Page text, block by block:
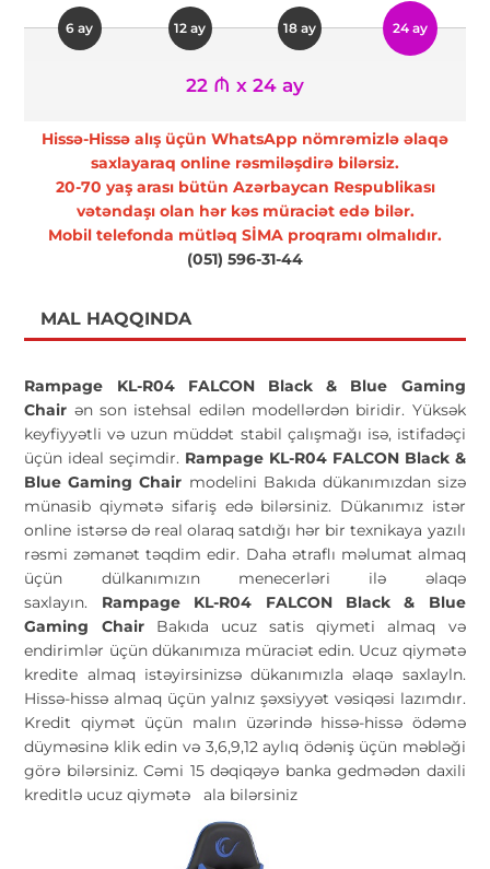
6 ay 12 ay 18 ay 24 ay
22 ₼ x 24 ay
Hissə-Hissə alış üçün WhatsApp nömrəmizlə əlaqə
saxlayaraq online rəsmiləşdirə bilərsiz.
20-70 yaş arası bütün Azərbaycan Respublikası
vətəndaşı olan hər kəs müraciət edə bilər.
Mobil telefonda mütləq SİMA proqramı olmalıdır.
(051) 596-31-44
MAL HAQQINDA
Rampage KL-R04 FALCON Black & Blue Gaming
Chair ən son istehsal edilən modellərdən biridir. Yüksək
keyfiyyətli və uzun müddət stabil çalışmağı isə, istifadəçi
üçün ideal seçimdir. Rampage KL-R04 FALCON Black &
Blue Gaming Chair modelini Bakıda dükanımızdan sizə
münasib qiymətə sifariş edə bilərsiniz. Dükanımız istər
online istərsə də real olaraq satdığı hər bir texnikaya yazılı
rəsmi zəmanət təqdim edir. Daha ətraflı məlumat almaq
üçün dülkanımızın menecerləri ilə əlaqə
saxlayın. Rampage KL-R04 FALCON Black & Blue
Gaming Chair Bakıda ucuz satis qiymeti almaq və
endirimlər üçün dükanımıza müraciət edin. Ucuz qiymətə
kredite almaq istəyirsinizsə dükanımızla əlaqə saxlayln.
Hissə-hissə almaq üçün yalnız şəxsiyyət vəsiqəsi lazımdır.
Kredit qiymət üçün malın üzərində hissə-hissə ödəmə
düyməsinə klik edin və 3,6,9,12 aylıq ödəniş üçün məbləği
görə bilərsiniz. Cəmi 15 dəqiqəyə banka gedmədən daxili
kreditlə ucuz qiymətə
ala bilərsiniz